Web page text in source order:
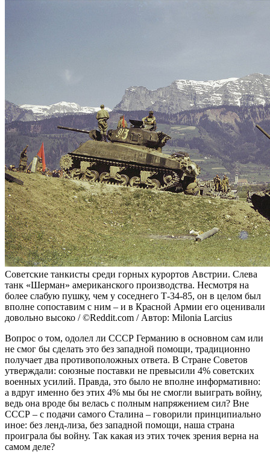
Советские танкисты среди горных курортов Австрии. Слева
танк «Шерман» американского производства. Несмотря на
более слабую пушку, чем у соседнего Т-34-85, он в целом был
вполне сопоставим с ним – и в Красной Армии его оценивали
довольно высоко / ©Reddit.com / Автор: Milonia Larcius
Вопрос о том, одолел ли СССР Германию в основном сам или
не смог бы сделать это без западной помощи, традиционно
получает два противоположных ответа. В Стране Советов
утверждали: союзные поставки не превысили 4% советских
военных усилий. Правда, это было не вполне информативно:
а вдруг именно без этих 4% мы бы не смогли выиграть войну,
ведь она вроде бы велась с полным напряжением сил? Вне
СССР – с подачи самого Сталина – говорили принципиально
иное: без ленд-лиза, без западной помощи, наша страна
проиграла бы войну. Так какая из этих точек зрения верна на
самом деле?